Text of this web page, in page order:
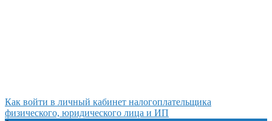
Как войти в личный кабинет налогоплательщика
физического, юридического лица и ИП